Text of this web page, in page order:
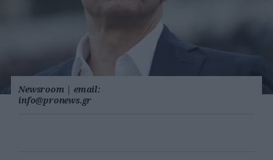
Newsroom | email:
info@pronews.gr